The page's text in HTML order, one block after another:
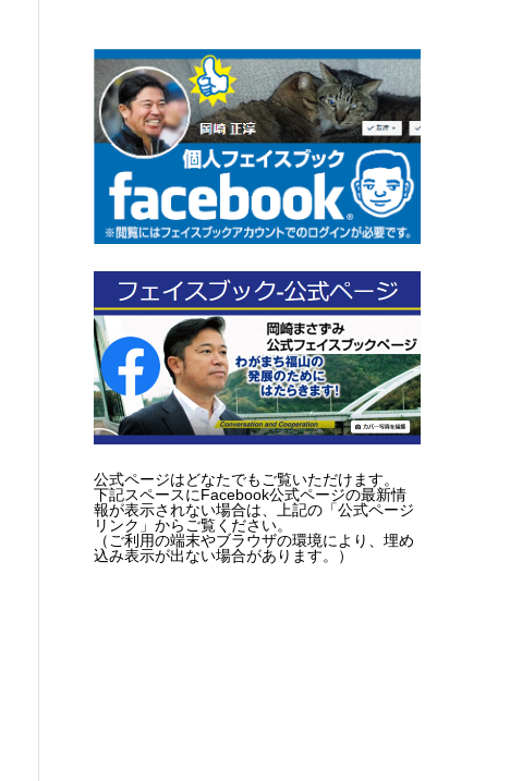
公式ページはどなたでもご覧いただけます。
下記スペースにFacebook公式ページの最新情
報が表示されない場合は、上記の「公式ページ
リンク」からご覧ください。
（ご利用の端末やブラウザの環境により、埋め
込み表示が出ない場合があります。）